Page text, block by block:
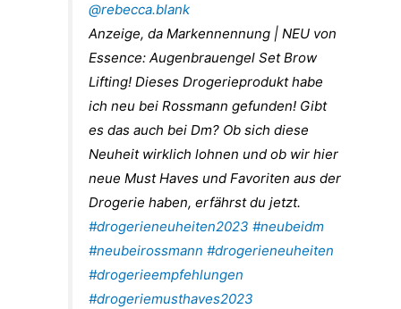
@rebecca.blank
Anzeige, da Markennennung | NEU von
Essence: Augenbrauengel Set Brow
Lifting! Dieses Drogerieprodukt habe
ich neu bei Rossmann gefunden! Gibt
es das auch bei Dm? Ob sich diese
Neuheit wirklich lohnen und ob wir hier
neue Must Haves und Favoriten aus der
Drogerie haben, erfährst du jetzt.
#drogerieneuheiten2023 #neubeidm
#neubeirossmann #drogerieneuheiten
#drogerieempfehlungen
#drogeriemusthaves2023